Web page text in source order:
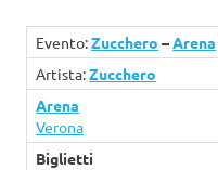
Evento:Zucchero –Arena
Artista:Zucchero
Arena
Verona
Biglietti